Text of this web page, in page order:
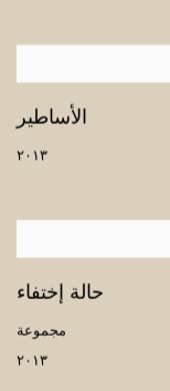
الأساطير
٢٠١٣
حالة إختفاء
مجموعة
٢٠١٣